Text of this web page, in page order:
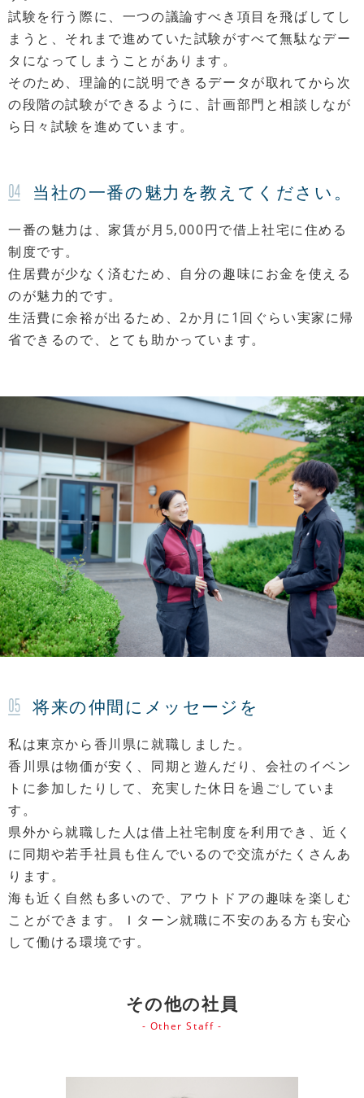
試験を行う際に、一つの議論すべき項目を飛ばしてし
まうと、それまで進めていた試験がすべて無駄なデー
タになってしまうことがあります。
そのため、理論的に説明できるデータが取れてから次
の段階の試験ができるように、計画部門と相談しなが
ら日々試験を進めています。
当社の一番の魅力を教えてください。
一番の魅力は、家賃が月5,000円で借上社宅に住める
制度です。
住居費が少なく済むため、自分の趣味にお金を使える
のが魅力的です。
生活費に余裕が出るため、2か月に1回ぐらい実家に帰
省できるので、とても助かっています。
将来の仲間にメッセージを
私は東京から香川県に就職しました。
香川県は物価が安く、同期と遊んだり、会社のイベン
トに参加したりして、充実した休日を過ごしていま
す。
県外から就職した人は借上社宅制度を利用でき、近く
に同期や若手社員も住んでいるので交流がたくさんあ
ります。
海も近く自然も多いので、アウトドアの趣味を楽しむ
ことができます。Ｉターン就職に不安のある方も安心
して働ける環境です。
その他の社員
- Other Staff -